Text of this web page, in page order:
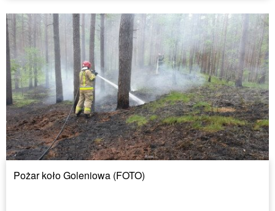
Pożar koło Goleniowa (FOTO)